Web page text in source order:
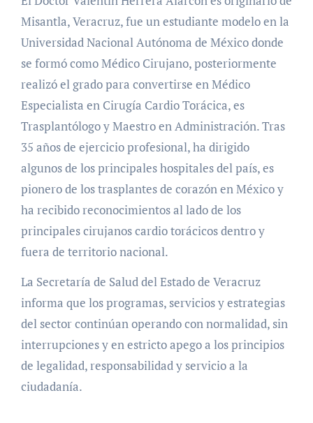
Misantla, Veracruz, fue un estudiante modelo en la
Universidad Nacional Autónoma de México donde
se formó como Médico Cirujano, posteriormente
realizó el grado para convertirse en Médico
Especialista en Cirugía Cardio Torácica, es
Trasplantólogo y Maestro en Administración. Tras
35 años de ejercicio profesional, ha dirigido
algunos de los principales hospitales del país, es
pionero de los trasplantes de corazón en México y
ha recibido reconocimientos al lado de los
principales cirujanos cardio torácicos dentro y
fuera de territorio nacional.
La Secretaría de Salud del Estado de Veracruz
informa que los programas, servicios y estrategias
del sector continúan operando con normalidad, sin
interrupciones y en estricto apego a los principios
de legalidad, responsabilidad y servicio a la
ciudadanía.